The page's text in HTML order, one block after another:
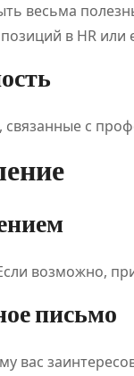
весьма
в HR или
с
возможно,
письмо
вас